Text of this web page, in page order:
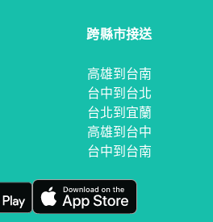
跨縣市接送
高雄到台南
台中到台北
台北到宜蘭
高雄到台中
台中到台南